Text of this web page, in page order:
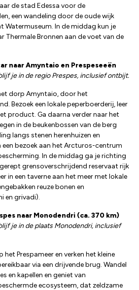
de stad Edessa voor de
een wandeling door de oude wijk
Watermuseum. In de middag kun je
Thermale Bronnen aan de voet van de
naar Amyntaio en Prespeseeën
je in de regio Prespes, inclusief ontbijt.
dorp Amyntaio, door het
Bezoek een lokale peperboerderij, leer
product. Ga daarna verder naar het
in de beukenbossen van de berg
langs stenen herenhuizen en
bezoek aan het Arcturos-centrum
In de middag ga je richting
grensoverschrijdend reservaat rijk
in een taverne aan het meer met lokale
reuze bonen en
en grivadi).
naar Monodendri (ca. 370 km)
je in de plaats Monodendri, inclusief
Prespameer en verken het kleine
via een drijvende brug. Wandel
en kapellen en geniet van
ecosysteem, dat zeldzame